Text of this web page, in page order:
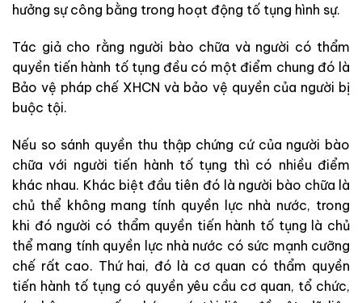
hưởng sự công bằng trong hoạt động tố tụng hình sự.
Tác giả cho rằng người bào chữa và người có thẩm
quyền tiến hành tố tụng đều có một điểm chung đó là
Bảo vệ pháp chế XHCNvà bảo vệ quyền của người bị
buộc tội.
Nếu so sánh quyền thu thập chứng cứ của người bào
chữavới người tiến hành tố tụng thì có nhiều điểm
khác nhau. Khác biệt đầu tiên đó là người bào chữa là
chủ thể không mang tính quyền lực nhà nước, trong
khi đó người có thẩm quyền tiến hành tố tụng là chủ
thể mang tính quyền lực nhà nước có sức mạnh cưỡng
chế rất cao. Thứ hai, đó là cơ quan có thẩm quyền
tiến hành tố tụng có quyền yêu cầu cơ quan, tổ chức,